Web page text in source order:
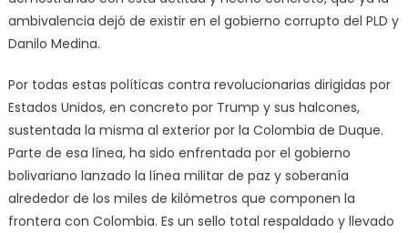
ambivalencia dejó de existir en el gobierno corrupto del PLD y
Danilo Medina.
Por todas estas políticas contra revolucionarias dirigidas por
Estados Unidos, en concreto por Trump y sus halcones,
sustentada la misma al exterior por la Colombia de Duque.
Parte de esa línea, ha sido enfrentada por el gobierno
bolivariano lanzado la línea militar de paz y soberanía
alrededor de los miles de kilómetros que componen la
frontera con Colombia. Es un sello total respaldado y llevado